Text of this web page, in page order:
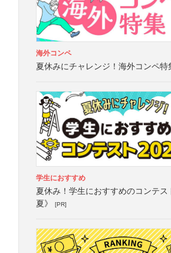
海外コンペ
夏休みにチャレンジ！海外コンペ特
学生におすすめ
夏休み！学生におすすめのコンテス
夏》
[PR]